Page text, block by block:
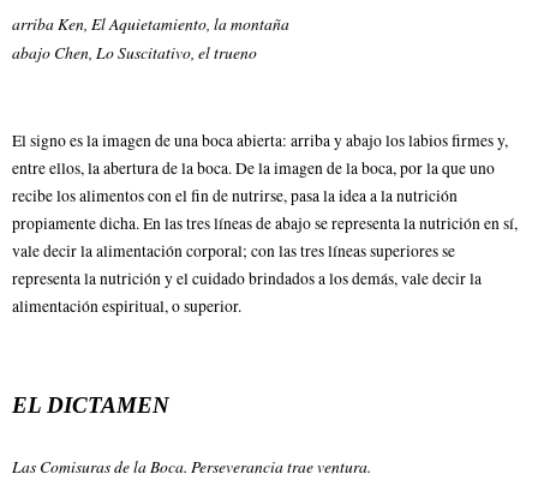
arriba Ken, El Aquietamiento, la montaña
abajo Chen, Lo Suscitativo, el trueno
El signo es la imagen de una boca abierta: arriba y abajo los labios firmes y,
entre ellos, la abertura de la boca. De la imagen de la boca, por la que uno
recibe los alimentos con el fin de nutrirse, pasa la idea a la nutrición
propiamente dicha. En las tres líneas de abajo se representa la nutrición en sí,
vale decir la alimentación corporal; con las tres líneas superiores se
representa la nutrición y el cuidado brindados a los demás, vale decir la
alimentación espiritual, o superior.
EL DICTAMEN
Las Comisuras de la Boca. Perseverancia trae ventura.